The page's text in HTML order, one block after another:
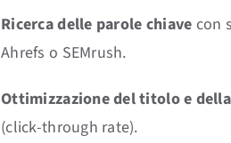
Ricerca delle parole chiave con
Ahrefs o SEMrush.
Ottimizzazione del titolo e
(click-through rate).